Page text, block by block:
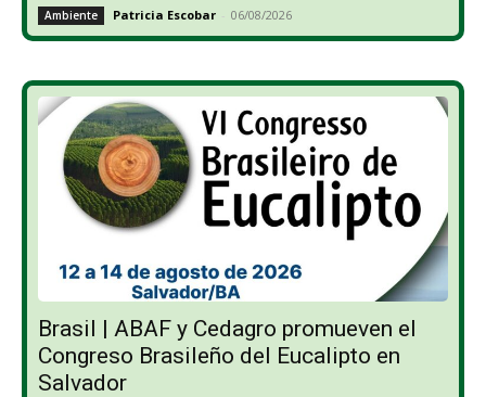
Ambiente Patricia Escobar - 06/08/2026
Brasil | ABAF y Cedagro promueven el
Congreso Brasileño del Eucalipto en
Salvador